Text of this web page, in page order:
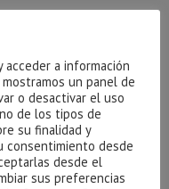
acceder a información
un panel de
o desactivar el uso
de los tipos de
su finalidad y
consentimiento desde
desde el
sus preferencias